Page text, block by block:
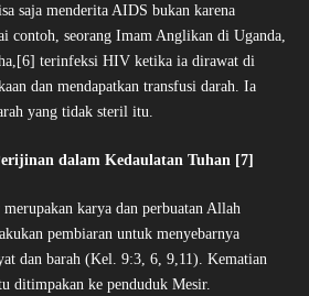
saja menderita AIDS bukan karena
contoh, seorang Imam Anglikan di Uganda,
terinfeksi HIV ketika ia dirawat di
dan mendapatkan transfusi darah. Ia
yang tidak steril itu.
dalam Kedaulatan Tuhan [7]
karya dan perbuatan Allah
pembiaran untuk menyebarnya
dan barah (Kel. 9:3, 6, 9,11). Kematian
ditimpakan ke penduduk Mesir.